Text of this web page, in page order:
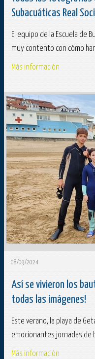
Subacuáticas Real
El equipo de la Escuela de
muy contento con cómo
Más información
08/09/2024
Así se vivieron los
todas las imágenes!
Este verano, la playa de
emocionantes jornadas de
Más información